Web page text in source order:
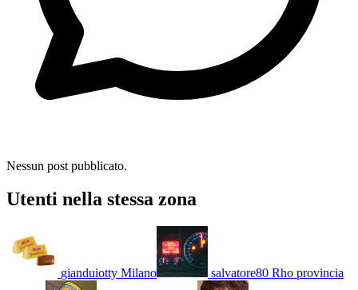
Nessun post pubblicato.
Utenti nella stessa zona
gianduiotty Milano salvatore80 Rho provincia